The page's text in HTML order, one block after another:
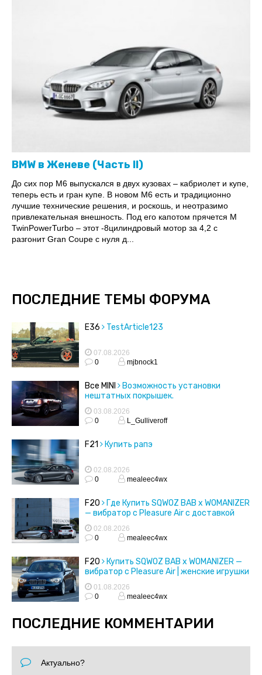
BMW в Женеве (Часть II)
До сих пор M6 выпускался в двух кузовах – кабриолет и купе,
теперь есть и гран купе. В новом M6 есть и традиционно
лучшие технические решения, и роскошь, и неотразимо
привлекательная внешность. Под его капотом прячется M
TwinPowerTurbo – этот -8цилиндровый мотор за 4,2 с
разгонит Gran Coupe с нуля д...
ПОСЛЕДНИЕ ТЕМЫ ФОРУМА
E36 TestArticle123
07.08.2026
0
mjbnock1
Все MINI
Возможность установки
нештатных покрышек.
03.08.2026
0
L_Gulliveroff
F21 Купить рапэ
02.08.2026
0
mealeec4wx
F20
Где Купить SQWOZ BAB x WOMANIZER
— вибратор с Pleasure Air с доставкой
02.08.2026
0
mealeec4wx
F20
Купить SQWOZ BAB x WOMANIZER —
вибратор с Pleasure Air | женские игрушки
01.08.2026
0
mealeec4wx
ПОСЛЕДНИЕ КОММЕНТАРИИ
Актуально?